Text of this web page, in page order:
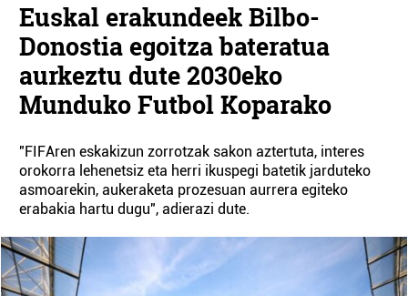
Euskal erakundeek Bilbo-
Donostia egoitza bateratua
aurkeztu dute 2030eko
Munduko Futbol Koparako
"FIFAren eskakizun zorrotzak sakon aztertuta, interes
orokorra lehenetsiz eta herri ikuspegi batetik jarduteko
asmoarekin, aukeraketa prozesuan aurrera egiteko
erabakia hartu dugu", adierazi dute.